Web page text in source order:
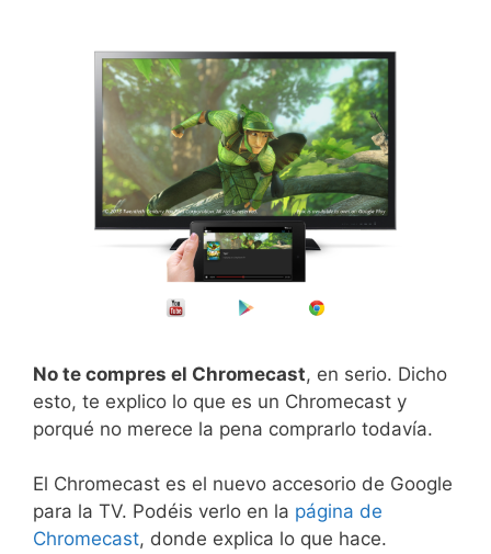
No te compres el Chromecast, en serio. Dicho
esto, te explico lo que es un Chromecast y
porqué no merece la pena comprarlo todavía.
El Chromecast es el nuevo accesorio de Google
para la TV. Podéis verlo en la página de
Chromecast, donde explica lo que hace.